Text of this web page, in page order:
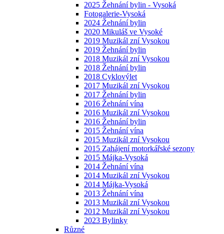
2025 Žehnání bylin - Vysoká
Fotogalerie-Vysoká
2024 Žehnání bylin
2020 Mikuláš ve Vysoké
2019 Muzikál zní Vysokou
2019 Žehnání bylin
2018 Muzikál zní Vysokou
2018 Žehnání bylin
2018 Cyklovýlet
2017 Muzikál zní Vysokou
2017 Žehnání bylin
2016 Žehnání vína
2016 Muzikál zní Vysokou
2016 Žehnání bylin
2015 Žehnání vína
2015 Muzikál zní Vysokou
2015 Zahájení motorkářské sezony
2015 Májka-Vysoká
2014 Žehnání vína
2014 Muzikál zní Vysokou
2014 Májka-Vysoká
2013 Žehnání vína
2013 Muzikál zní Vysokou
2012 Muzikál zní Vysokou
2023 Bylinky
Různé